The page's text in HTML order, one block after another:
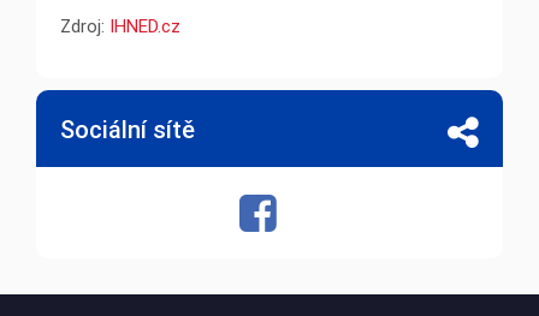
Zdroj: IHNED.cz
Sociální sítě